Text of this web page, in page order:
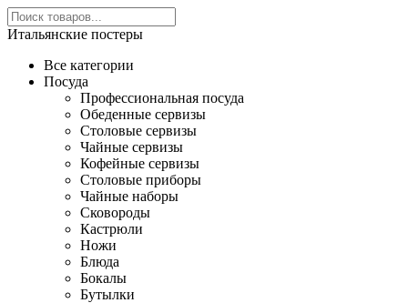
Итальянские постеры
Все категории
Посуда
Профессиональная посуда
Обеденные сервизы
Столовые сервизы
Чайные сервизы
Кофейные сервизы
Столовые приборы
Чайные наборы
Сковороды
Кастрюли
Ножи
Блюда
Бокалы
Бутылки